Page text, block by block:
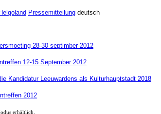
Pressemitteilung deutsch
28-30 septimber 2012
12-15 September 2012
Kandidatur Leeuwardens als Kulturhauptstadt 2018
2012
erhältlich.